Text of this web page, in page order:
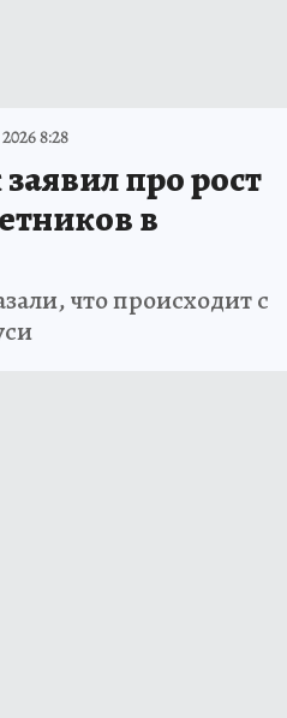
8:28
про рост
в
что происходит с